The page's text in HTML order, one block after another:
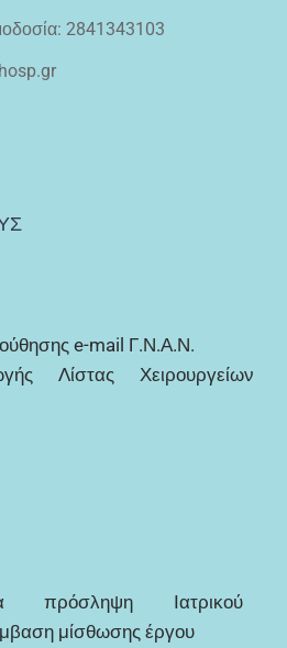
2841343103
e-mail Γ.Ν.Α.Ν.
Λίστας Χειρουργείων
πρόσληψη Ιατρικού
μίσθωσης έργου